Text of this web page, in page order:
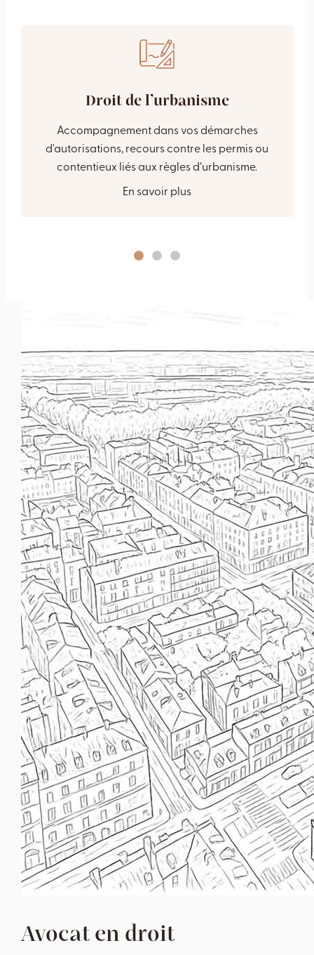
Droit de l’urbanisme
Accompagnement dans vos démarches
d'autorisations, recours contre les permis ou
contentieux liés aux règles d’urbanisme.
En savoir plus
Avocat en droit